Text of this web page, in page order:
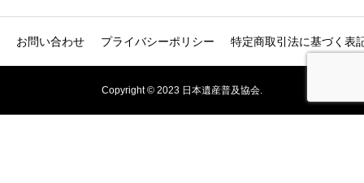
お問い合わせ プライバシーポリシー 特定商取引法に基づく表
Copyright © 2023 日本遺産普及協会.